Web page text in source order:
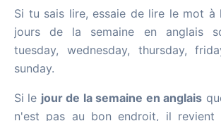
Si tu sais lire, essaie de lire le mot à
jours de la semaine en anglais
tuesday, wednesday, thursday,
sunday.
Si le jour de la semaine en anglais
n'est pas au bon endroit, il